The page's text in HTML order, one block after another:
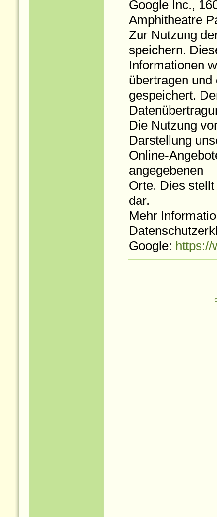
Google Inc.,
Amphitheatre
Zur Nutzung
speichern.
Informationen
übertragen und
gespeichert.
Die Nutzung
Darstellung
Online-
angegebenen
Orte. Dies
dar.
Mehr
Google: https://